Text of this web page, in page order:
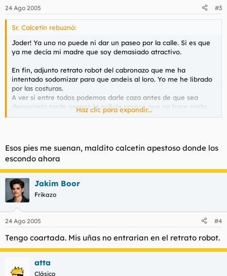
24 Ago 2005 #3
Sr. Calcetín rebuznó:
Joder! Ya uno no puede ni dar un paseo por la calle. Si es que
ya me decía mi madre que soy demasiado atractivo.
En fin, adjunto retrato robot del cabronazo que me ha
intentado sodomizar para que andeis al loro. Yo me he librado
por las costuras.
A ver si entre todos podemos darle caza antes de que sea
demasiado tarde porque la policía parece que no hace nada.
Haz clic para expandir...
Esos pies me suenan, maldito calcetin apestoso donde los
escondo ahora
Jakim Boor
Frikazo
24 Ago 2005 #4
Tengo coartada. Mis uñas no entrarían en el retrato robot.
atta
Clásico